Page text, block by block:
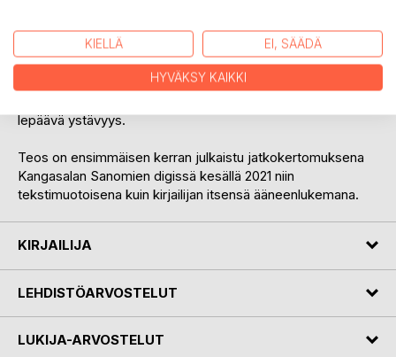
Hopeapajun varjossa elämä on kertomus Johannasta ja
Sarista, kahdesta tavallisesta naisesta, jotka ovat olleet
parhaita ystäviä lapsuudestaan saakka. Keski-ikäisyyden
kynnyksellä uudelleen puntariin menevät niin nuoruuden
lepäävä ystävyys.
Teos on ensimmäisen kerran julkaistu jatkokertomuksena
Kangasalan Sanomien digissä kesällä 2021 niin
tekstimuotoisena kuin kirjailijan itsensä ääneenlukemana.
KIRJAILIJA
LEHDISTÖARVOSTELUT
LUKIJA-ARVOSTELUT
KIELLÄ EI, SÄÄDÄ
HYVÄKSY KAIKKI